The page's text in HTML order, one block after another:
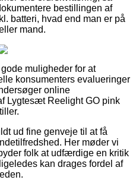
bestillingen af
batteri, hvad end man er på
mand.
muligheder for at
konsumenters evalueringer
online
Lygtesæt Reelight GO pink
ud fine genveje til at få
Her møder vi
folk at udfærdige en kritik
kan drages fordel af